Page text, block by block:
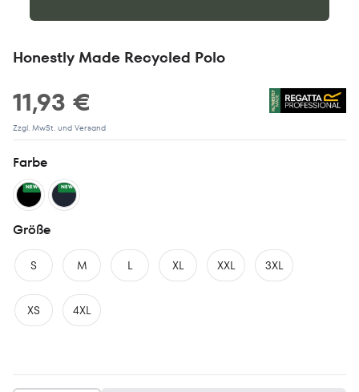
Honestly Made Recycled Polo
11,93 €
Zzgl. MwSt. und Versand
Farbe
NEW NEW
Größe
S M L XL XXL 3XL
XS 4XL